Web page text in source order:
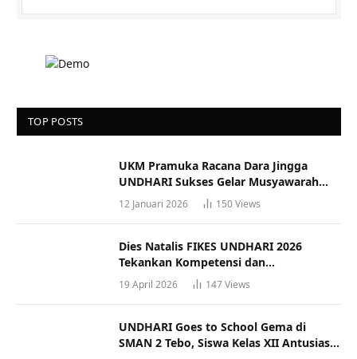
TOP POSTS
UKM Pramuka Racana Dara Jingga
UNDHARI Sukses Gelar Musyawarah
Racana
12 Januari 2026 150Views
Dies Natalis FIKES UNDHARI 2026
Tekankan Kompetensi dan
Profesionalisme Tenaga Kesehatan
19 April 2026 147Views
UNDHARI Goes to School Gema di
SMAN 2 Tebo, Siswa Kelas XII Antusias